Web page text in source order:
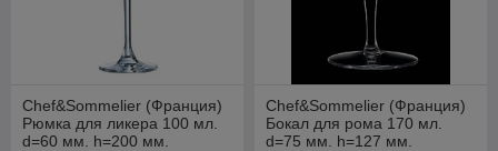
Chef&Sommelier (Франция)
Рюмка для ликера 100 мл.
d=60 мм. h=200 мм.
Chef&Sommelier (Франция)
Бокал для рома 170 мл.
d=75 мм. h=127 мм.